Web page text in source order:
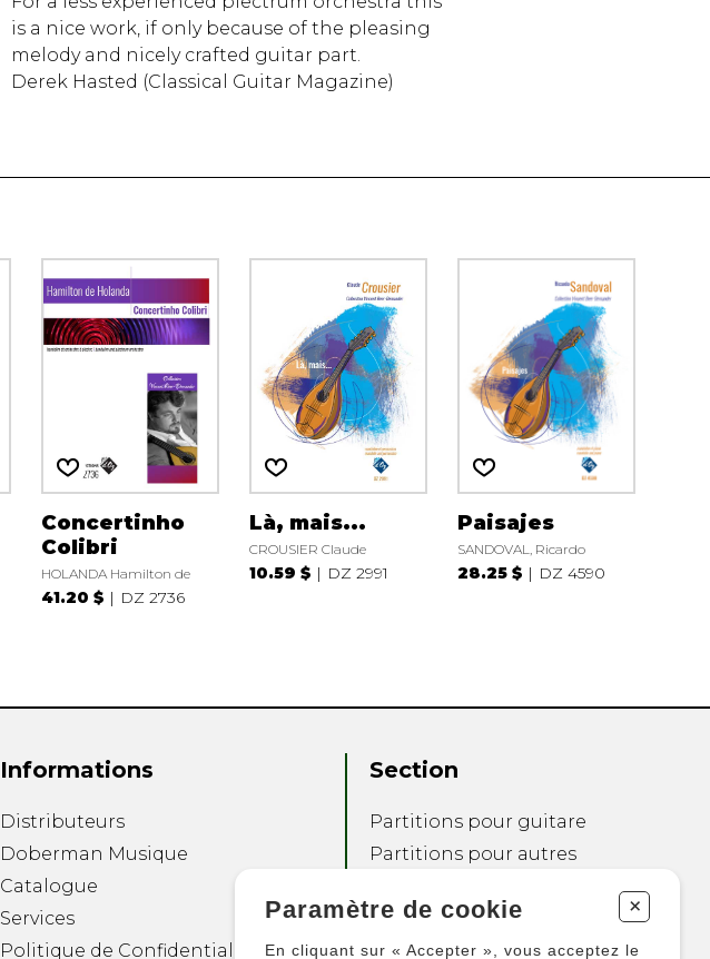
is a nice work, if only because of the pleasing
melody and nicely crafted guitar part.
Derek Hasted (Classical Guitar Magazine)
Concertinho
Colibri
HOLANDA Hamilton de
41.20 $ DZ 2736
Là, mais...
CROUSIER Claude
10.59 $ DZ 2991
Paisajes
SANDOVAL, Ricardo
28.25 $ DZ 4590
Informations
Distributeurs
Doberman Musique
Catalogue
Services
Politique de Confidentialité
Section
Partitions pour guitare
Partitions pour autres
Partitions pour
ensembles
Paramètre de cookie +
En cliquant sur « Accepter », vous acceptez le